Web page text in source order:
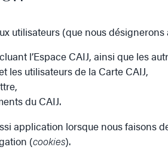
utilisateurs (que nous désignerons
l’Espace CAIJ, ainsi que les
les utilisateurs de la Carte CAIJ,
du CAIJ.
application lorsque nous faisons
(cookies).